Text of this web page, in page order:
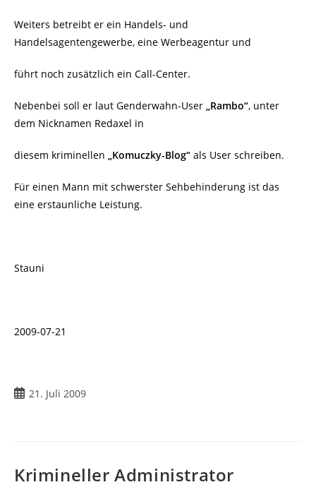
Weiters betreibt er ein Handels- und
Handelsagentengewerbe, eine Werbeagentur und
führt noch zusätzlich ein Call-Center.
Nebenbei soll er laut Genderwahn-User „Rambo“, unter
dem Nicknamen Redaxel in
diesem kriminellen „Komuczky-Blog“ als User schreiben.
Für einen Mann mit schwerster Sehbehinderung ist das
eine erstaunliche Leistung.
Stauni
2009-07-21
Beitrag
21. Juli 2009
Krimineller Administrator